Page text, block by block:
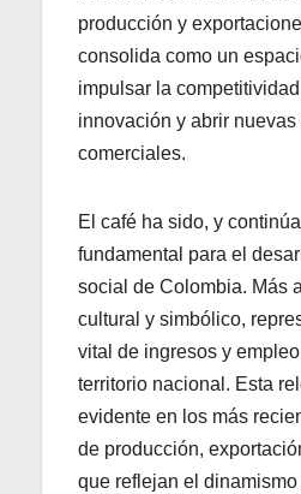
producción y
consolida como un
impulsar la
innovación y abrir
comerciales.
El café ha sido, y
fundamental para el
social de Colombia. Más
cultural y simbólico,
vital de ingresos y
territorio nacional. Esta
evidente en los más
de producción,
que reflejan el